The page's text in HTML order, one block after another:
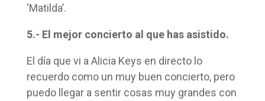
‘Matilda’.
5.- El mejor concierto al que has asistido.
El día que vi a Alicia Keys en directo lo
recuerdo como un muy buen concierto, pero
puedo llegar a sentir cosas muy grandes con